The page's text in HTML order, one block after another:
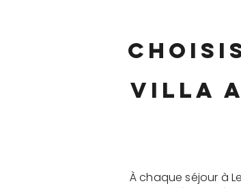
villa
À chaque séjour à